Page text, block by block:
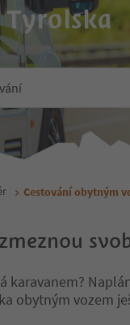
Tyrolska
Cestování obytným
karavanem?
obytným vozem